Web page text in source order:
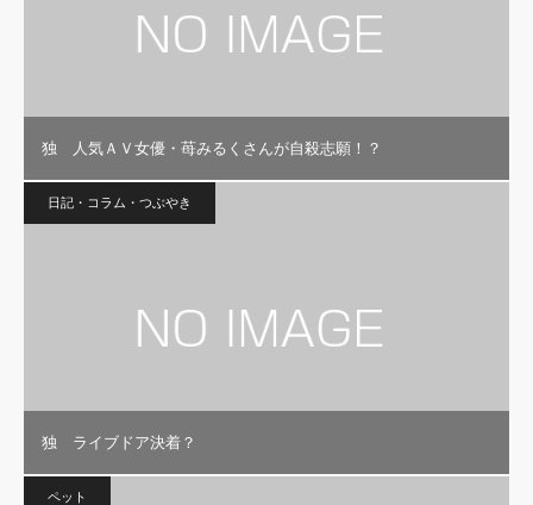
独 人気ＡＶ女優・苺みるくさんが自殺志願！？
日記・コラム・つぶやき
独 ライブドア決着？
ペット